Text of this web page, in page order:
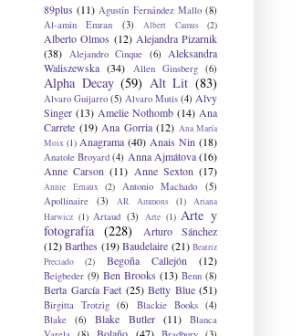
89plus (11) Agustín Fernández Mallo (8)
Al-amin Emran
(3) Albert Camus (2)
Alberto Olmos (12) Alejandra Pizarnik
(38)
Alejandro Cinque (6)
Aleksandra
Waliszewska (34) Allen Ginsberg (6)
Alpha Decay (59) Alt Lit (83)
Alvaro Guijarro (5) Alvaro Mutis (4) Alvy
Singer (13) Amelie Nothomb (14) Ana
Carrete (19) Ana Gorria (12) Ana María
Moix (1) Anagrama (40) Anais Nin (18)
Anatole Broyard (4) Anna Ajmátova (16)
Anne Carson (11) Anne Sexton (17)
Annie Ernaux (2) Antonio Machado
(5)
Apollinaire
(3) AR Ammons (1)
Ariana
Harwicz (1) Artaud (3) Arte (1) Arte y
fotografía (228)
Arturo Sánchez
(12) Barthes (19) Baudelaire (21) Beatriz
Preciado
(2) Begoña Callejón (12)
Beigbeder (9) Ben Brooks (13) Benn (8)
Berta García Faet (25) Betty Blue (51)
Birgitta Trotzig (6) Blackie Books (4)
Blake
(6) Blake Butler (11)
Blanca
Bolaño (47)